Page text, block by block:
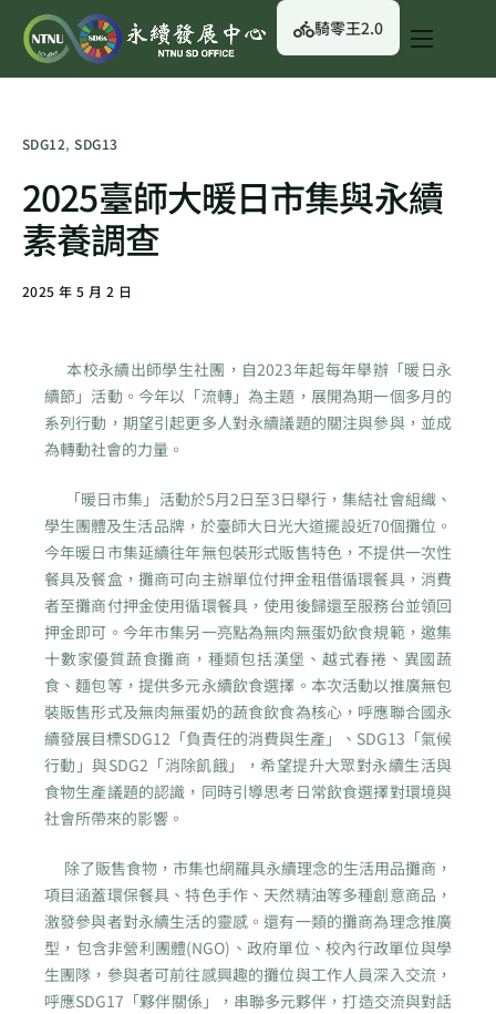
關於我們
永續資訊
校園綠生活
English
騎零王2.0
SDG12,SDG13
2025臺師大暖日市集與永續
素養調查
2025 年 5 月 2 日
本校永續出師學生社團，自2023年起每年舉辦「暖日永
續節」活動。今年以「流轉」為主題，展開為期一個多月的
系列行動，期望引起更多人對永續議題的關注與參與，並成
為轉動社會的力量。
「暖日市集」活動於5月2日至3日舉行，集結社會組織、
學生團體及生活品牌，於臺師大日光大道擺設近70個攤位。
今年暖日市集延續往年無包裝形式販售特色，不提供一次性
餐具及餐盒，攤商可向主辦單位付押金租借循環餐具，消費
者至攤商付押金使用循環餐具，使用後歸還至服務台並領回
押金即可。今年市集另一亮點為無肉無蛋奶飲食規範，邀集
十數家優質蔬食攤商，種類包括漢堡、越式春捲、異國蔬
食、麵包等，提供多元永續飲食選擇。本次活動以推廣無包
裝販售形式及無肉無蛋奶的蔬食飲食為核心，呼應聯合國永
續發展目標SDG12「負責任的消費與生產」、SDG13「氣候
行動」與SDG2「消除飢餓」，希望提升大眾對永續生活與
食物生產議題的認識，同時引導思考日常飲食選擇對環境與
社會所帶來的影響。
除了販售食物，市集也網羅具永續理念的生活用品攤商，
項目涵蓋環保餐具、特色手作、天然精油等多種創意商品，
激發參與者對永續生活的靈感。還有一類的攤商為理念推廣
型，包含非營利團體(NGO)、政府單位、校內行政單位與學
生團隊，參與者可前往感興趣的攤位與工作人員深入交流，
呼應SDG17「夥伴關係」，串聯多元夥伴，打造交流與對話